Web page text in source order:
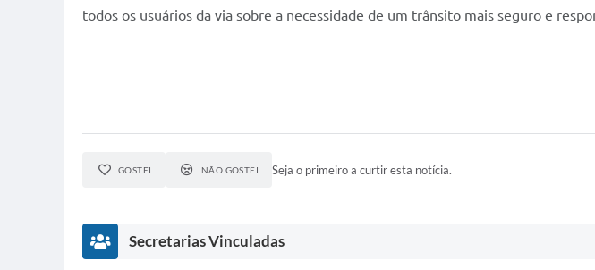
todos os usuários da via sobre a necessidade de um trânsito mais seguro e
GOSTEI NÃO GOSTEI Seja o primeiro a curtir esta notícia.
Secretarias Vinculadas